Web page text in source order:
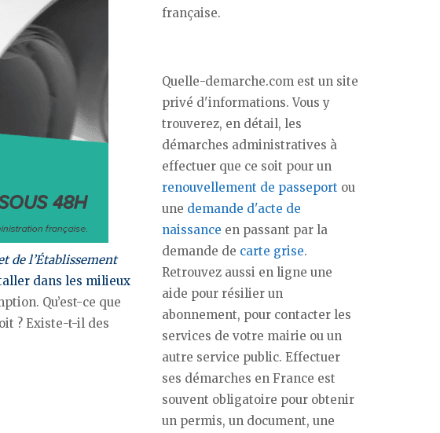
de l’Établissement
dans les milieux
Qu’est-ce que
? Existe-t-il des
française.
Quelle-demarche.com est un site
privé d'informations. Vous y
trouverez, en détail, les
démarches administratives à
effectuer que ce soit pour un
renouvellement de passeport ou
une demande d'acte de
naissance en passant par la
demande de carte grise.
Retrouvez aussi en ligne une
aide pour résilier un
abonnement, pour contacter les
services de votre mairie ou un
autre service public. Effectuer
ses démarches en France est
souvent obligatoire pour obtenir
un permis, un document, une